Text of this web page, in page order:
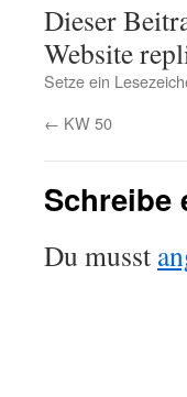
Dieser
Website
Setze ein
← KW 50
Schreibe
Du musst